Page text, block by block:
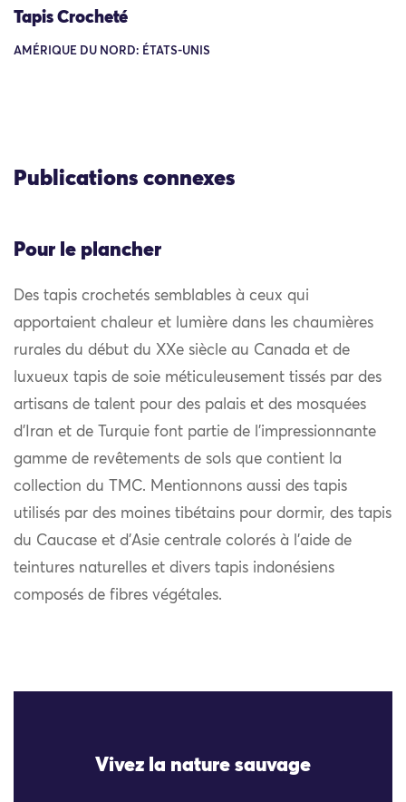
Tapis Crocheté
AMÉRIQUE DU NORD: ÉTATS-UNIS
Publications connexes
Pour le plancher
Des tapis crochetés semblables à ceux qui
apportaient chaleur et lumière dans les chaumières
rurales du début du XXe siècle au Canada et de
luxueux tapis de soie méticuleusement tissés par des
artisans de talent pour des palais et des mosquées
d’Iran et de Turquie font partie de l’impressionnante
gamme de revêtements de sols que contient la
collection du TMC. Mentionnons aussi des tapis
utilisés par des moines tibétains pour dormir, des tapis
du Caucase et d’Asie centrale colorés à l’aide de
teintures naturelles et divers tapis indonésiens
composés de fibres végétales.
Vivez la nature sauvage